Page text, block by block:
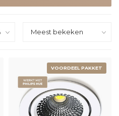
VOORDEEL PAKKET